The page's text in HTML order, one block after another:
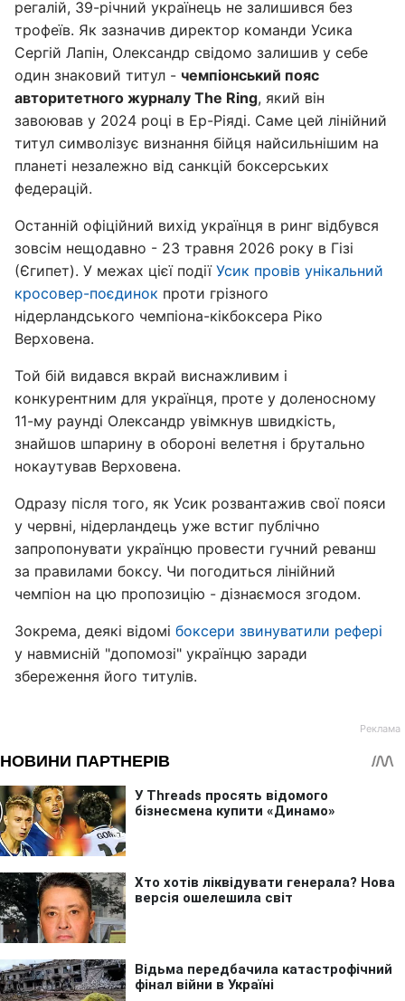
регалій, 39-річний українець не залишився без
трофеїв. Як зазначив директор команди Усика
Сергій Лапін, Олександр свідомо залишив у себе
один знаковий титул - чемпіонський пояс
авторитетного журналу The Ring, який він
завоював у 2024 році в Ер-Ріяді. Саме цей лінійний
титул символізує визнання бійця найсильнішим на
планеті незалежно від санкцій боксерських
федерацій.
Останній офіційний вихід українця в ринг відбувся
зовсім нещодавно - 23 травня 2026 року в Гізі
(Єгипет). У межах цієї події Усик провів унікальний
кросовер-поєдинок проти грізного
нідерландського чемпіона-кікбоксера Ріко
Верховена.
Той бій видався вкрай виснажливим і
конкурентним для українця, проте у доленосному
11-му раунді Олександр увімкнув швидкість,
знайшов шпарину в обороні велетня і брутально
нокаутував Верховена.
Одразу після того, як Усик розвантажив свої пояси
у червні, нідерландець уже встиг публічно
запропонувати українцю провести гучний реванш
за правилами боксу. Чи погодиться лінійний
чемпіон на цю пропозицію - дізнаємося згодом.
Зокрема, деякі відомі боксери звинуватили рефері
у навмисній "допомозі" українцю заради
збереження його титулів.